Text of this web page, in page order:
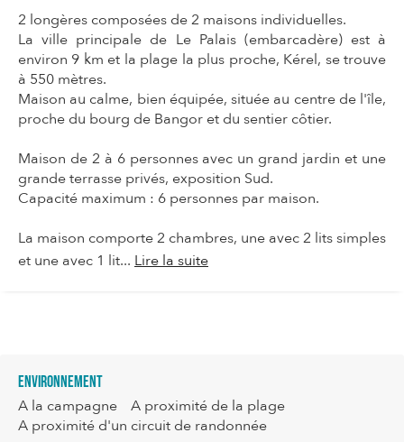
2 longères composées de 2 maisons individuelles.
La ville principale de Le Palais (embarcadère) est à
environ 9 km et la plage la plus proche, Kérel, se trouve
à 550 mètres.
Maison au calme, bien équipée, située au centre de l'île,
proche du bourg de Bangor et du sentier côtier.
Maison de 2 à 6 personnes avec un grand jardin et une
grande terrasse privés, exposition Sud.
Capacité maximum : 6 personnes par maison.
La maison comporte 2 chambres, une avec 2 lits simples
et une avec 1 lit... Lire la suite
Environnement
A la campagne
A proximité de la plage
A proximité d'un circuit de randonnée